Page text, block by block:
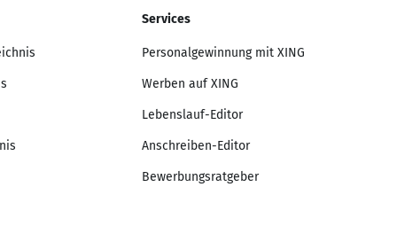
Services
Personalgewinnung mit XING
Werben auf XING
Lebenslauf-Editor
Anschreiben-Editor
Bewerbungsratgeber